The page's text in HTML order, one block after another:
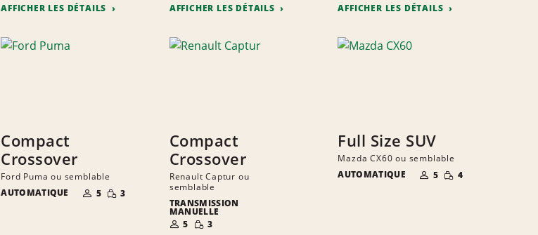
AFFICHER LES DÉTAILS AFFICHER LES DÉTAILS
AFFICHER LES DÉTAILS
Compact
Crossover
Ford Puma ou semblable
AUTOMATIQUE
NOMBRE DE
PERSONNES
5 QUANTITÉ
RÉDUITE
3
Compact
Crossover
Renault Captur ou
semblable
TRANSMISSION
MANUELLE
NOMBRE DE
PERSONNES
5 QUANTITÉ
RÉDUITE
3
Full Size SUV
Mazda CX60 ou semblable
AUTOMATIQUE
NOMBRE DE
PERSONNES
5 QUANTITÉ
RÉDUITE
4